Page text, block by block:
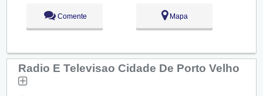
Comente Mapa
Radio E Televisao Cidade De Porto Velho